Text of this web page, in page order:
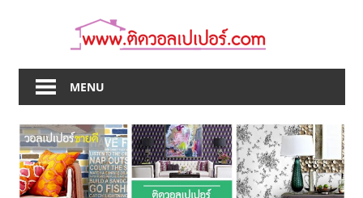
MENU